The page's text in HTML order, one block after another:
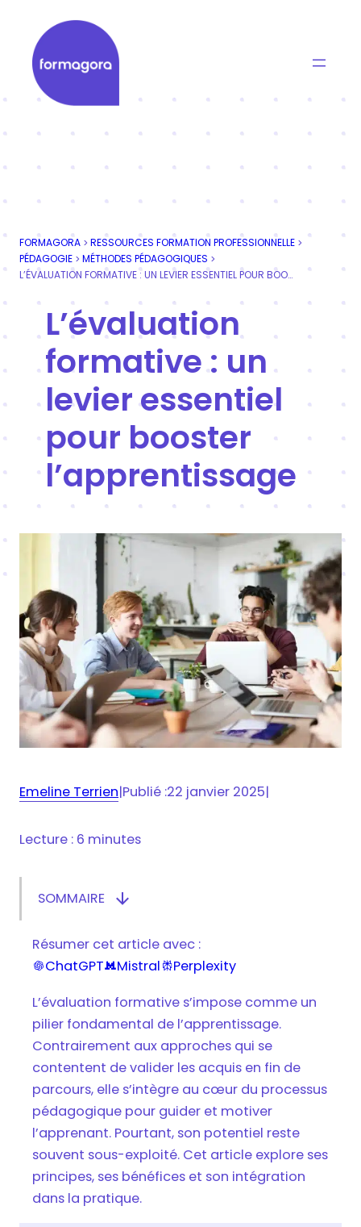
contenu
Formagora
FORMAGORA > RESSOURCES FORMATION PROFESSIONNELLE >
PÉDAGOGIE > MÉTHODES PÉDAGOGIQUES >
L’ÉVALUATION FORMATIVE : UN LEVIER ESSENTIEL POUR BOOSTER L’APPRENTISSAGE
L’évaluation
formative : un
levier essentiel
pour booster
l’apprentissage
Emeline Terrien|Publié :22 janvier 2025|
Lecture : 6 minutes
SOMMAIRE Afficher/masquer le sommaire
Pourquoi adopter l’évaluation formative ?
Comment intégrer l’évaluation formative
dans vos pratiques pédagogiques ?
Les défis et bonnes pratiques
Tout savoir sur l'évaluation formative
Résumer cet article avec :
ChatGPTMistral Perplexity
L’évaluation formative s’impose comme un
pilier fondamental de l’apprentissage.
Contrairement aux approches qui se
contentent de valider les acquis en fin de
parcours, elle s’intègre au cœur du processus
pédagogique pour guider et motiver
l’apprenant. Pourtant, son potentiel reste
souvent sous-exploité. Cet article explore ses
principes, ses bénéfices et son intégration
dans la pratique.